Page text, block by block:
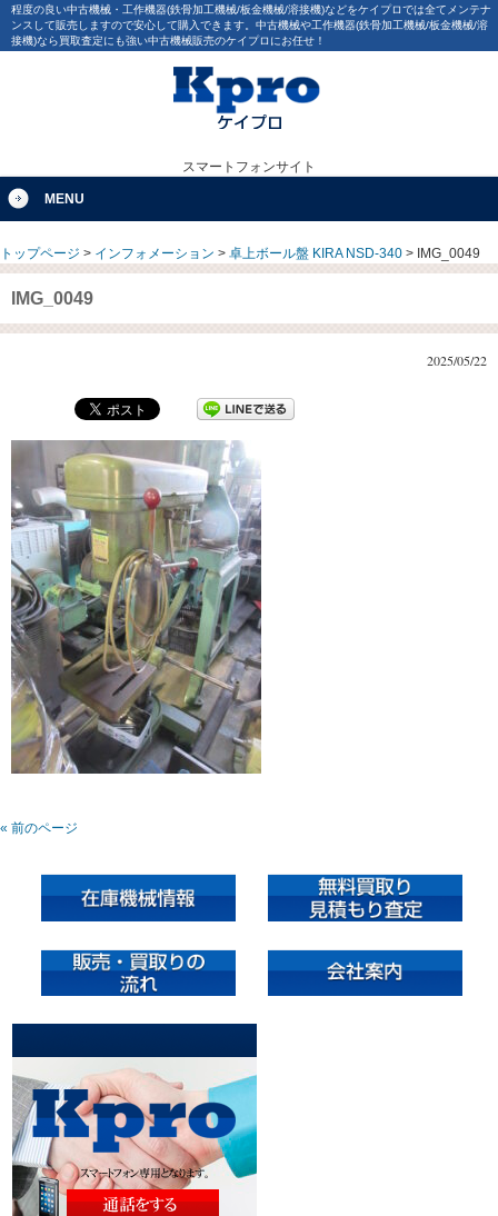
程度の良い中古機械・工作機器(鉄骨加工機械/板金機械/溶接機)などをケイプロでは全てメンテナ
ンスして販売しますので安心して購入できます。中古機械や工作機器(鉄骨加工機械/板金機械/溶
接機)なら買取査定にも強い中古機械販売のケイプロにお任せ！
スマートフォンサイト
MENU
トップページ > インフォメーション > 卓上ボール盤 KIRA NSD-340 > IMG_0049
IMG_0049
2025/05/22
« 前のページ